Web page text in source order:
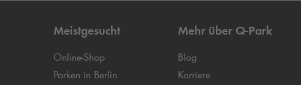
Meistgesucht
Online-Shop
Parken in Berlin
Mehr über Q-Park
Blog
Karriere